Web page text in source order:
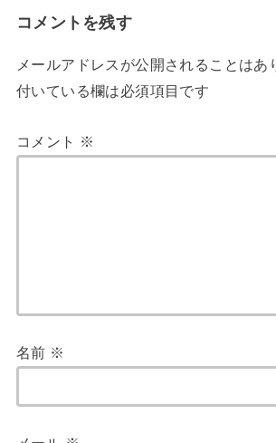
コメントを残す
メールアドレスが公開されることはあ
付いている欄は必須項目です
コメント ※
名前 ※